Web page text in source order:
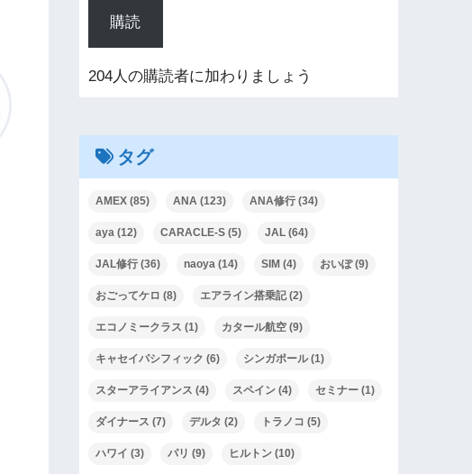
購読
204人の購読者に加わりましょう
タグ
AMEX (85) ANA (123) ANA修行 (34)
aya (12) CARACLE-S (5) JAL (64)
JAL修行 (36) naoya (14) SIM (4) おいぽ(9)
おごってケロ (8) エアライン搭乗記(2)
エコノミークラス (1) カタール航空 (9)
キャセイパシフィック (6) シンガポール(1)
スターアライアンス (4) スペイン (4) セミナー (1)
ダイナース (7) デルタ (2) トラノコ (5)
ハワイ (3) パリ (9) ヒルトン (10)